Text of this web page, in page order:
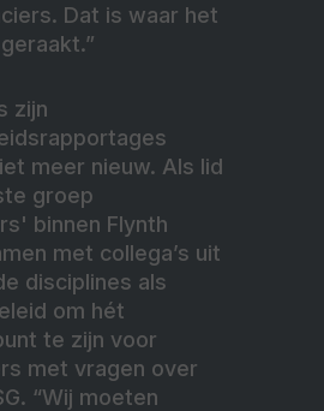
Dat is waar het
zijn
meer nieuw. Als lid
groep
binnen Flynth
met collega’s uit
disciplines als
om hét
te zijn voor
met vragen over
“Wij moeten